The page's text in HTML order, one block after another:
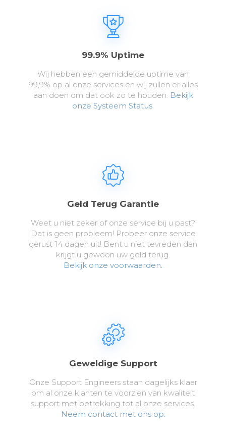
99.9% Uptime
Wij hebben een gemiddelde uptime van
99,9% op al onze services en wij zullen er alles
aan doen om dat ook zo te houden. Bekijk
onze Systeem Status.
Geld Terug Garantie
Weet u niet zeker of onze service bij u past?
Dat is geen probleem! Probeer onze service
gerust 14 dagen uit! Bent u niet tevreden dan
krijgt u gewoon uw geld terug.
Bekijk onze voorwaarden.
Geweldige Support
Onze Support Engineers staan dagelijks klaar
om al onze klanten te voorzien van kwaliteit
support met betrekking tot al onze services.
Neem contact met ons op.